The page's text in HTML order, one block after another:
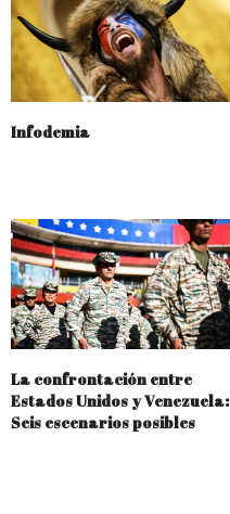
Infodemia
La confrontación entre
Estados Unidos y Venezuela:
Seis escenarios posibles